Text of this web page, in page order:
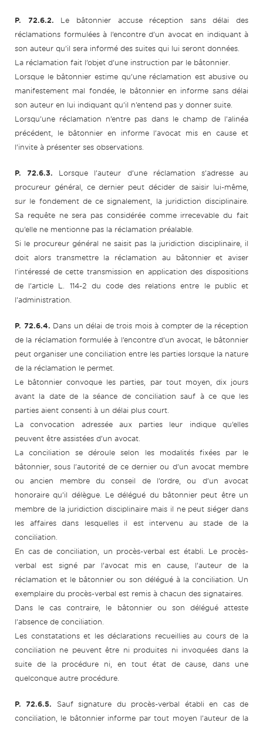
P. 72.6.2. Le bâtonnier accuse réception sans délai des
réclamations formulées à l’encontre d’un avocat en indiquant à
son auteur qu’il sera informé des suites qui lui seront données.
La réclamation fait l’objet d’une instruction par le bâtonnier.
Lorsque le bâtonnier estime qu’une réclamation est abusive ou
manifestement mal fondée, le bâtonnier en informe sans délai
son auteur en lui indiquant qu’il n’entend pas y donner suite.
Lorsqu’une réclamation n’entre pas dans le champ de l’alinéa
précédent, le bâtonnier en informe l’avocat mis en cause et
l’invite à présenter ses observations.
P. 72.6.3. Lorsque l’auteur d’une réclamation s’adresse au
procureur général, ce dernier peut décider de saisir lui-même,
sur le fondement de ce signalement, la juridiction disciplinaire.
Sa requête ne sera pas considérée comme irrecevable du fait
qu’elle ne mentionne pas la réclamation préalable.
Si le procureur général ne saisit pas la juridiction disciplinaire, il
doit alors transmettre la réclamation au bâtonnier et aviser
l’intéressé de cette transmission en application des dispositions
de l’article L. 114-2 du code des relations entre le public et
l’administration.
P. 72.6.4. Dans un délai de trois mois à compter de la réception
de la réclamation formulée à l’encontre d’un avocat, le bâtonnier
peut organiser une conciliation entre les parties lorsque la nature
de la réclamation le permet.
Le bâtonnier convoque les parties, par tout moyen, dix jours
avant la date de la séance de conciliation sauf à ce que les
parties aient consenti à un délai plus court.
La convocation adressée aux parties leur indique qu’elles
peuvent être assistées d’un avocat.
La conciliation se déroule selon les modalités fixées par le
bâtonnier, sous l’autorité de ce dernier ou d’un avocat membre
ou ancien membre du conseil de l’ordre, ou d’un avocat
honoraire qu’il délègue. Le délégué du bâtonnier peut être un
membre de la juridiction disciplinaire mais il ne peut siéger dans
les affaires dans lesquelles il est intervenu au stade de la
conciliation.
En cas de conciliation, un procès-verbal est établi. Le procès-
verbal est signé par l’avocat mis en cause, l’auteur de la
réclamation et le bâtonnier ou son délégué à la conciliation. Un
exemplaire du procès-verbal est remis à chacun des signataires.
Dans le cas contraire, le bâtonnier ou son délégué atteste
l’absence de conciliation.
Les constatations et les déclarations recueillies au cours de la
conciliation ne peuvent être ni produites ni invoquées dans la
suite de la procédure ni, en tout état de cause, dans une
quelconque autre procédure.
P. 72.6.5. Sauf signature du procès-verbal établi en cas de
conciliation, le bâtonnier informe par tout moyen l’auteur de la